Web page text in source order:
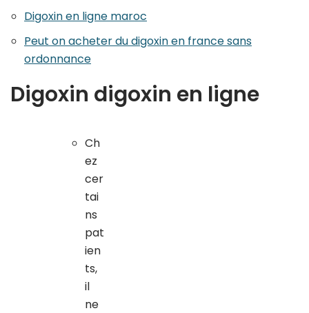
Digoxin en ligne maroc
Peut on acheter du digoxin en france sans
ordonnance
Digoxin digoxin en ligne
Ch
ez
cer
tai
ns
pat
ien
ts,
il
ne